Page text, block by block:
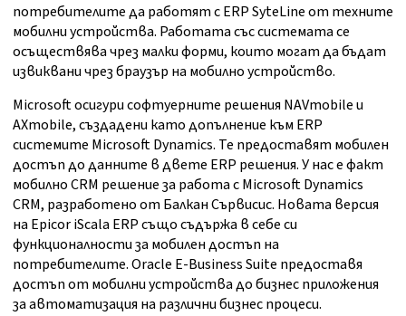
потребителите да работят с ERP SyteLine от техните
мобилни устройства. Работата със системата се
осъществява чрез малки форми, които могат да бъдат
извиквани чрез браузър на мобилно устройство.
Microsoft осигури софтуерните решения NAVmobile и
AXmobile, създадени като допълнение към ERP
системите Microsoft Dynamics. Те предоставят мобилен
достъп до данните в двете ERP решения. У нас е факт
мобилно CRM решение за работа с Microsoft Dynamics
CRM, разработено от Балкан Сървисис. Новата версия
на Epicor iScala ERP също съдържа в себе си
функционалности за мобилен достъп на
потребителите. Oracle E-Business Suite предоставя
достъп от мобилни устройства до бизнес приложения
за автоматизация на различни бизнес процеси.